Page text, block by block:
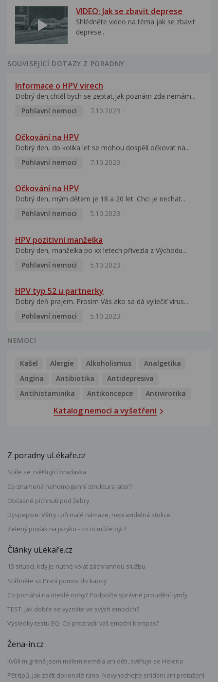
VIDEO: Jak se zbavit deprese
Shlédněte video na téma jak se zbavit
deprese..
SOUVISEJÍCÍ DOTAZY Z PORADNY
Informace o HPV virech
Dobrý den,chtěl bych se zeptat,jak poznám zda nemám...
Pohlavní nemoci
7.10.2023
Očkování na HPV
Dobrý den, do kolika let se mohou dospělí očkovat na...
Pohlavní nemoci
7.10.2023
Očkování na HPV
Dobrý den, mým dětem je 18 a 20 let. Chci je nechat...
Pohlavní nemoci
5.10.2023
HPV pozitivní manželka
Dobrý den, manželka po xx letech přivezla z Východu...
Pohlavní nemoci
5.10.2023
HPV typ 52 u partnerky
Dobrý deň prajem. Prosím Vás ako sa dá vyliečiť vírus...
Pohlavní nemoci
5.10.2023
NEMOCI
Kašel Alergie Alkoholismus
Analgetika
Angína
Antibiotika
Antidepresiva
Antihistaminika
Antikoncepce Antivirotika
Katalog nemocí a vyšetření
Z poradny uLékaře.cz
Stále se zvětšující bradavka
Co znamená nehomogenní struktura jater?
Občasné píchnutí pod žebry
Dyspepsie: Větry i při malé námaze, nepravidelná stolice
Zelený povlak na jazyku - co to může být?
Články uLékaře.cz
13 situací, kdy je nutné volat záchrannou službu
Stáhněte si: První pomoc do kapsy
Co pomáhá na oteklé nohy? Podpořte správné proudění lymfy
TEST: Jak dobře se vyznáte ve svých emocích?
Výsledky testu EQ: Co prozradil váš emoční kompas?
Žena-in.cz
Kvůli migréně jsem málem neměla ani děti, svěřuje se Helena
Pět tipů, jak začít dokonalé ráno. Nevynechejte snídani ani protažení